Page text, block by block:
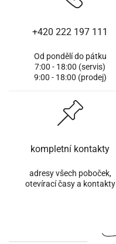
+420 222 197 111
Od pondělí do pátku
7:00 - 18:00 (servis)
9:00 - 18:00 (prodej)
kompletní kontakty
adresy všech poboček,
otevírací časy a kontakty